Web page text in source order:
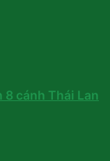
8 cánh Thái Lan